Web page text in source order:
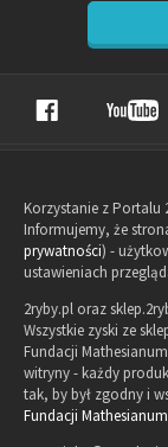
Korzystanie z Portalu
Informujemy, że
prywatności) -
ustawieniach
2ryby.pl oraz
Wszystkie zyski ze
Fundacji
witryny - każdy
tak, by był zgodny i
Fundacji Mathesianum